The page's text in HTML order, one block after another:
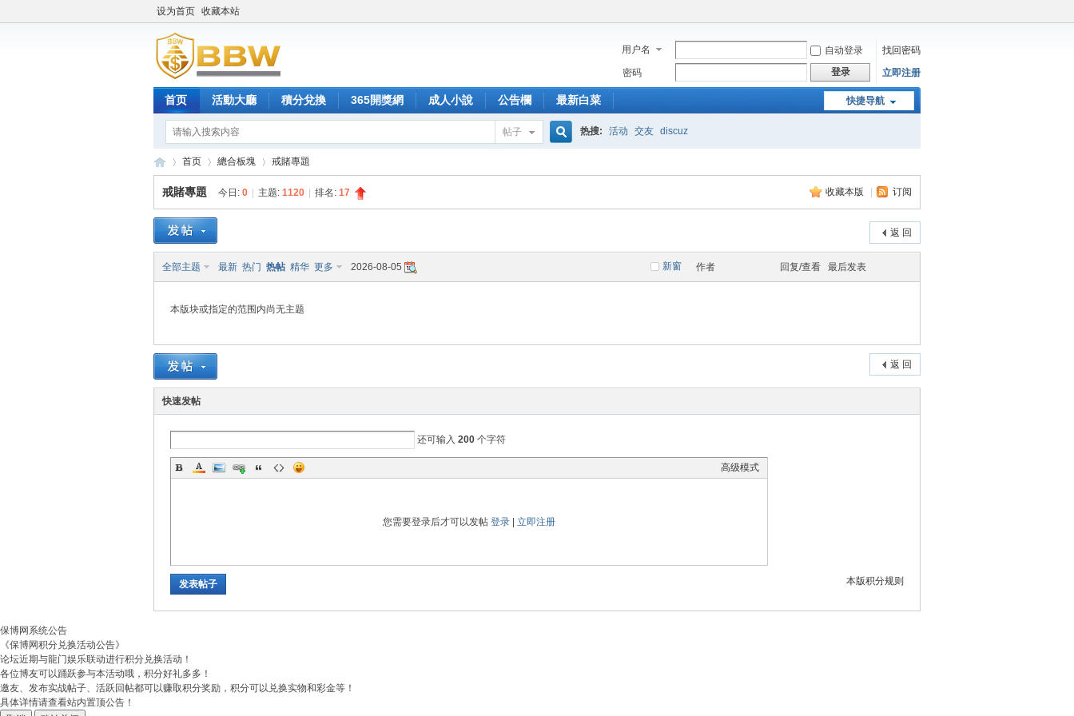
设为首页 收藏本站
用户名 自动登录
找回密码
密码
登录 立即注册
快捷导航
首页 活動大廳 積分兌換 365開獎網 成人小說 公告欄 最新白菜
帖子 热搜: 活动 交友 discuz
博
»
首页
›
總合板塊 戒賭專題
收藏本版 订阅
戒賭專題 今日: 0 主题: 1120 排名: 17
返 回
新窗
全部主题 最新 热门 热帖 精华 更多 2026-08-05 作者 回复/查看 最后发表
本版块或指定的范围内尚无主题
返 回
快速发帖
还可输入 200 个字符
高级模式
您需要登录后才可以发帖 登录 立即注册
本版积分规则
发表帖子
保博网系统公告
《保博网积分兑换活动公告》
论坛近期与龍门娱乐联动进行积分兑换活动！
各位博友可以踊跃参与本活动哦，积分好礼多多！
邀友、发布实战帖子、活跃回帖都可以赚取积分奖励，积分可以兑换实物和彩金等！
具体详情请查看站内置顶公告！